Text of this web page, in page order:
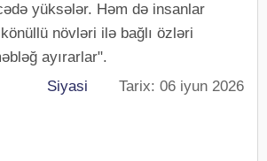
yüksələr. Həm də insanlar
növləri ilə bağlı özləri
ayırarlar".
Siyasi Tarix: 06 iyun 2026